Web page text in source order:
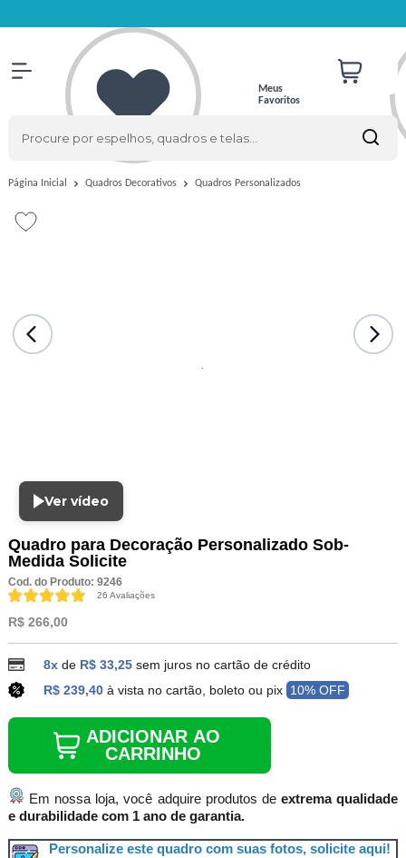
Meus
Favoritos
Página Inicial Quadros Decorativos Quadros Personalizados
Ver vídeo
Quadro para Decoração Personalizado Sob-
Medida Solicite
Cod. do Produto: 9246
26 Avaliações
R$ 266,00
8xde R$ 33,25 sem juros no cartão de crédito
R$ 239,40 à vista no cartão, boleto ou pix 10% OFF
ADICIONAR AO
CARRINHO
Em nossa loja, você adquire produtos de extrema qualidade
e durabilidade com 1 ano de garantia.
Personalize este quadro com suas fotos, solicite aqui!